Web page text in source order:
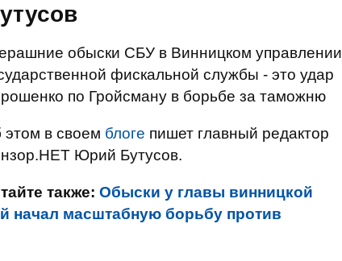
обыски СБУ в Винницком управлении
фискальной службы - это удар
по Гройсману в борьбе за таможню
этом в своем блоге пишет главный редактор
Юрий Бутусов.
также: Обыски у главы винницкой
начал масштабную борьбу против